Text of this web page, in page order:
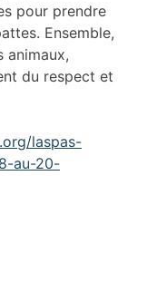
pour prendre
Ensemble,
animaux,
du respect et
laspas-
au-20-